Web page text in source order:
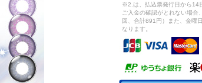
※2.は、払込票発行日から14
ご入金の確認がとれない場
回、合計891円）また、金曜
なります。